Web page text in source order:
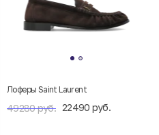
Лоферы Saint Laurent
49280 руб. 22490 руб.